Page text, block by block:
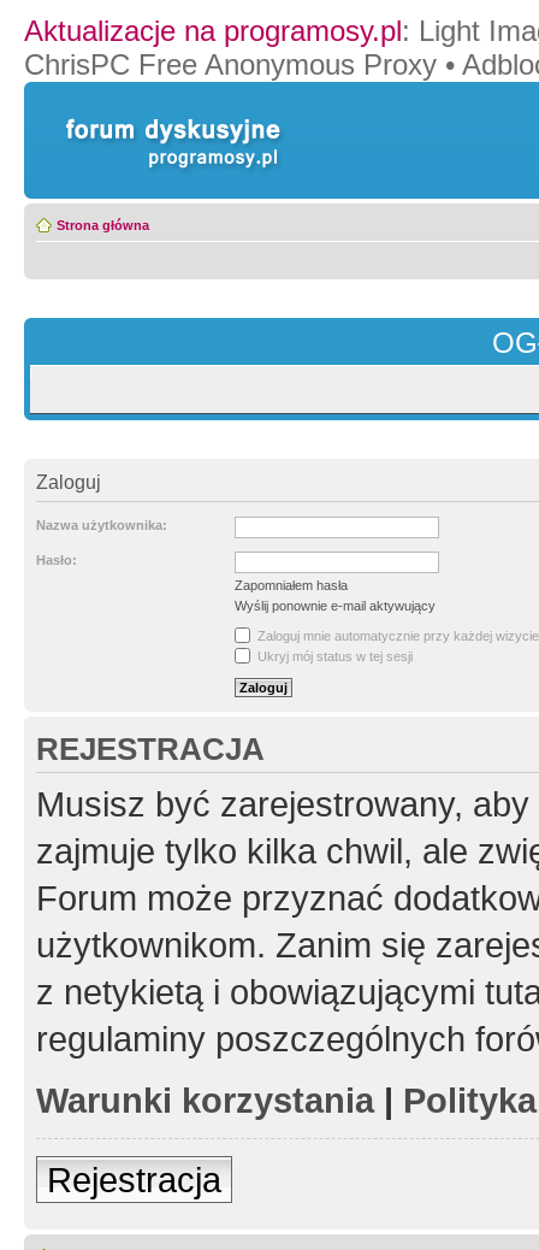
Aktualizacje na programosy.pl: Light
ChrisPC Free Anonymous Proxy •
Strona główna
Zaloguj
Nazwa użytkownika:
Hasło:
Zapomniałem hasła
Wyślij ponownie e-mail aktywujący
Zaloguj mnie automatycznie przy każdej wizycie
Ukryj mój status w tej sesji
REJESTRACJA
Musisz być zarejestrowany,
zajmuje tylko kilka chwil, ale
Forum może przyznać
użytkownikom. Zanim się
z netykietą i obowiązującymi
regulaminy poszczególnych
Warunki korzystania|
Rejestracja